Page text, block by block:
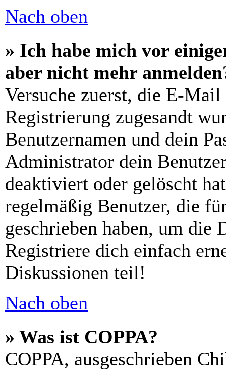
Nach oben
» Ich habe mich vor
aber nicht mehr
Versuche zuerst, die E-
Registrierung zugesandt
Benutzernamen und dein
Administrator dein
deaktiviert oder gelöscht
regelmäßig Benutzer, die
geschrieben haben, um die
Registriere dich einfach
Diskussionen teil!
Nach oben
» Was ist COPPA?
COPPA, ausgeschrieben